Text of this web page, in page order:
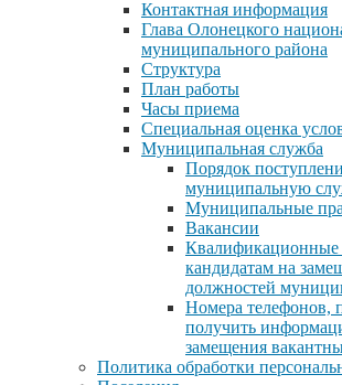
Контактная информация
Глава Олонецкого
муниципального района
Структура
План работы
Часы приема
Специальная оценка
Муниципальная служба
Порядок
муниципальную
Муниципальные
Вакансии
Квалификационные
кандидатам на
должностей
Номера телефонов,
получить
замещения
Политика обработки